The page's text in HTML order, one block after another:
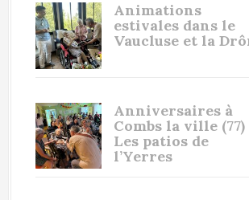
Animations
estivales dans le
Vaucluse et la
Anniversaires à
Combs la ville (77)
Les patios de
l’Yerres